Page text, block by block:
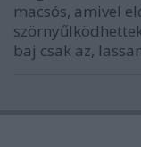
macsós, amivel
baj csak az,